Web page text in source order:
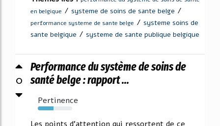
en belgique / systeme de soins de sante belge /
performance systeme de sante belge / systeme soins de
sante belgique / systeme de sante publique belgique
0
Performance du système de soins de
santé belge : rapport ...
Pertinence
46%